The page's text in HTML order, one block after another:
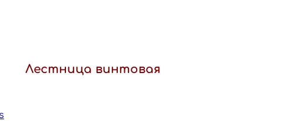
Лестница винтовая